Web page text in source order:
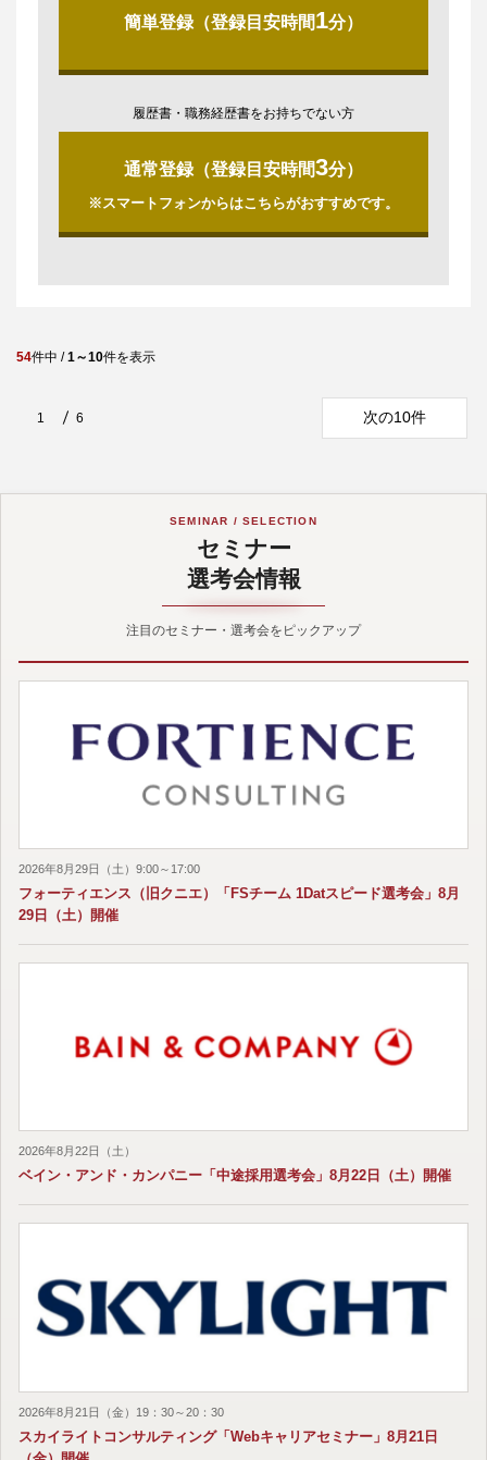
簡単登録（登録目安時間1分）
履歴書・職務経歴書をお持ちでない方
通常登録（登録目安時間3分）
※スマートフォンからはこちらがおすすめです。
54件中 /1～10件を表示
1 6 次の10件
SEMINAR / SELECTION
セミナー
選考会情報
注目のセミナー・選考会をピックアップ
2026年8月29日（土）9:00～17:00
フォーティエンス（旧クニエ）「FSチーム 1Datスピード選考会」8月
29日（土）開催
2026年8月22日（土）
ベイン・アンド・カンパニー「中途採用選考会」8月22日（土）開催
2026年8月21日（金）19：30～20：30
スカイライトコンサルティング「Webキャリアセミナー」8月21日